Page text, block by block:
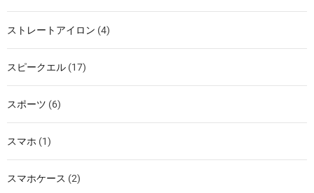
ストレートアイロン (4)
スピークエル (17)
スポーツ (6)
スマホ (1)
スマホケース (2)